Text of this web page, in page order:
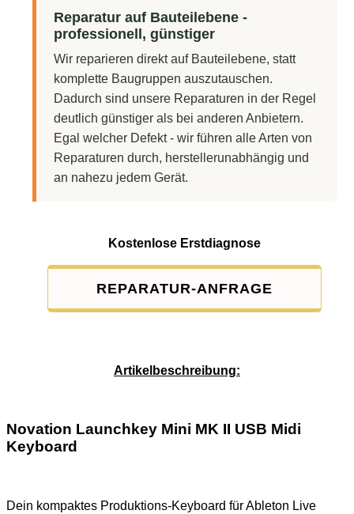
Reparatur auf Bauteilebene -
professionell, günstiger
Wir reparieren direkt auf Bauteilebene, statt
komplette Baugruppen auszutauschen.
Dadurch sind unsere Reparaturen in der Regel
deutlich günstiger als bei anderen Anbietern.
Egal welcher Defekt - wir führen alle Arten von
Reparaturen durch, herstellerunabhängig und
an nahezu jedem Gerät.
Kostenlose Erstdiagnose
REPARATUR-ANFRAGE
Artikelbeschreibung:
Novation Launchkey Mini MK II USB Midi
Keyboard
Dein kompaktes Produktions-Keyboard für Ableton Live